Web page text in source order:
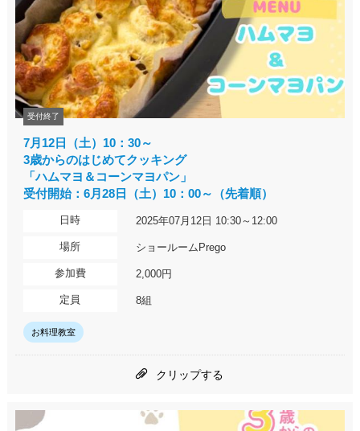
受付終了
7月12日（土）10：30～
3歳からのはじめてクッキング
「ハムマヨ＆コーンマヨパン」
受付開始：6月28日（土）10：00～（先着順）
日時 2025年07月12日 10:30～12:00
場所 ショールームPrego
参加費 2,000円
定員 8組
お料理教室
クリップする